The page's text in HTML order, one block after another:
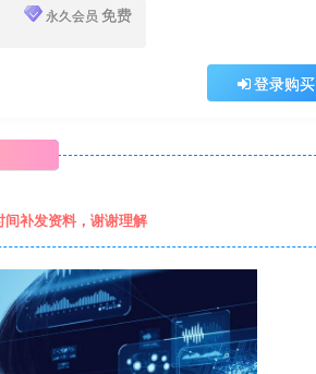
永久会员 免费
登录购买
补发资料，谢谢理解